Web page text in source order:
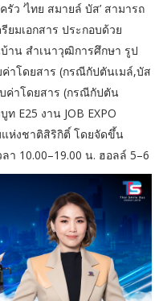
ว ‘ไทย สมายล์ บัส’ สามารถ
ยมเอกสาร ประกอบด้วย
าน สำเนาวุฒิการศึกษา รูป
าโดยสาร (กรณีกัปตันเมล์,บัส
ค่าโดยสาร (กรณีกัปตัน
E25 งาน JOB EXPO
ห่งชาติสิริกิติ์ โดยจัดขึ้น
า 10.00–19.00 น. ฮอลล์ 5–6